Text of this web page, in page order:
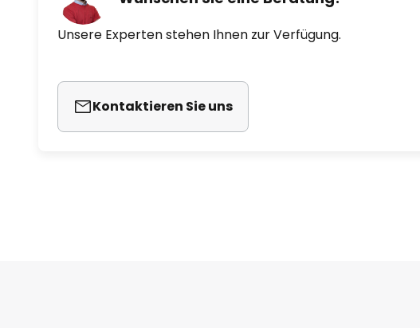
Unsere Experten stehen Ihnen zur Verfügung.
Kontaktieren Sie uns